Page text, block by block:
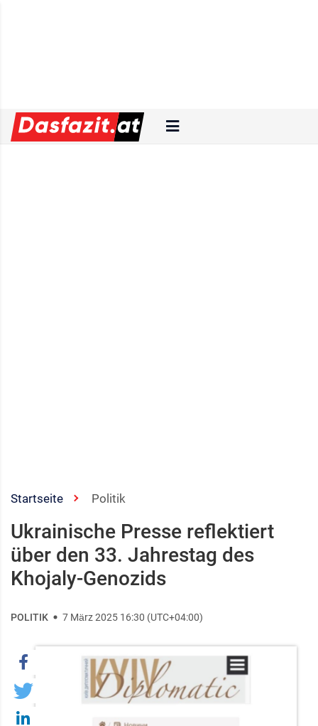
Startseite Politik
Ukrainische Presse reflektiert
über den 33. Jahrestag des
Khojaly-Genozids
POLITIK 7 März 2025 16:30 (UTC+04:00)